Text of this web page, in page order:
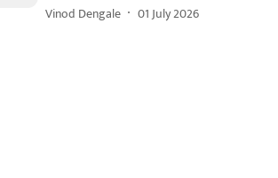
Vinod Dengale 01 July 2026